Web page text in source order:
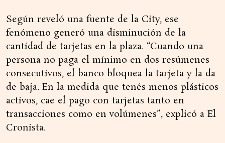
Según reveló una fuente de la City, ese
fenómeno generó una disminución de la
cantidad de tarjetas en la plaza. “Cuando una
persona no paga el mínimo en dos resúmenes
consecutivos, el banco bloquea la tarjeta y la da
de baja. En la medida que tenés menos plásticos
activos, cae el pago con tarjetas tanto en
transacciones como en volúmenes”, explicó a El
Cronista.